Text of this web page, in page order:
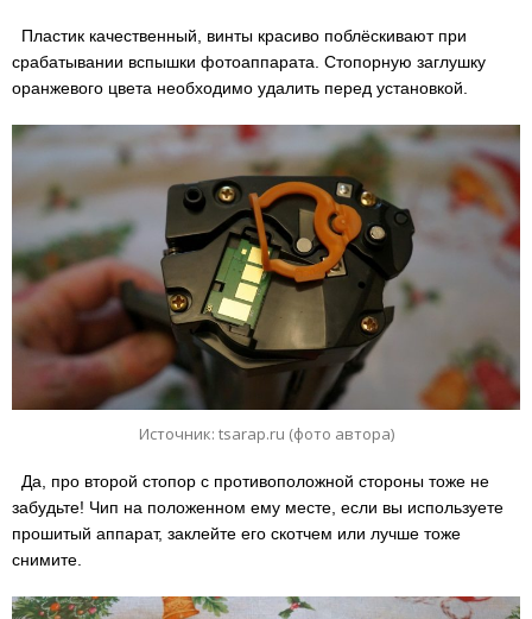
Пластик качественный, винты красиво поблёскивают при
срабатывании вспышки фотоаппарата. Стопорную заглушку
оранжевого цвета необходимо удалить перед установкой.
Источник: tsarap.ru (фото автора)
Да, про второй стопор с противоположной стороны тоже не
забудьте! Чип на положенном ему месте, если вы используете
прошитый аппарат, заклейте его скотчем или лучше тоже
снимите.